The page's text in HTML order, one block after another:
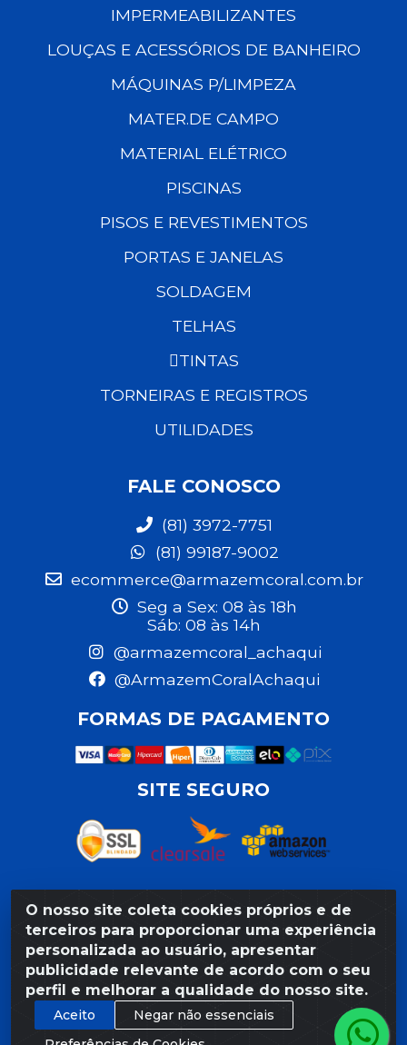
O nosso site coleta cookies próprios e de
terceiros para proporcionar uma experiência
personalizada ao usuário, apresentar
publicidade relevante de acordo com o seu
perfil e melhorar a qualidade do nosso site.
Aceito
Negar não essenciais
IMPERMEABILIZANTES
LOUÇAS E ACESSÓRIOS DE BANHEIRO
MÁQUINAS P/LIMPEZA
MATER.DE CAMPO
MATERIAL ELÉTRICO
PISCINAS
PISOS E REVESTIMENTOS
PORTAS E JANELAS
SOLDAGEM
TELHAS
TINTAS
TORNEIRAS E REGISTROS
UTILIDADES
FALE CONOSCO
(81) 3972-7751
(81) 99187-9002
ecommerce@armazemcoral.com.br
Seg a Sex: 08 às 18h
Sáb: 08 às 14h
@armazemcoral_achaqui
@ArmazemCoralAchaqui
FORMAS DE PAGAMENTO
SITE SEGURO
Razão Social: Armazém Coral LTDA - Rua da Praia,
103 - São José - Recife/PE - CEP 50020-550 -
CNPJ 11.623.188/0027-80